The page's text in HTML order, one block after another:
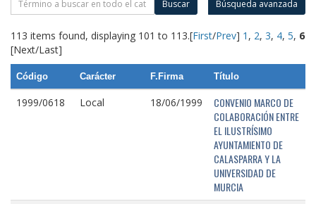
Buscar Búsqueda avanzada
113 items found, displaying 101 to 113.[First/Prev] 1 , 2, 3, 4, 5, 6
[Next/Last]
Código Carácter F.Firma Título
1999/0618 Local 18/06/1999
CONVENIO MARCO DE
COLABORACIÓN ENTRE
EL ILUSTRÍSIMO
AYUNTAMIENTO DE
CALASPARRA Y LA
UNIVERSIDAD DE
MURCIA